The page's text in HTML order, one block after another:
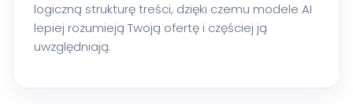
logiczną strukturę treści, dzięki czemu modele AI
lepiej rozumieją Twoją ofertę i częściej ją
uwzględniają.